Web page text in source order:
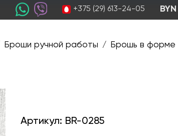
+375 (29) 613-24-05 BYN
Броши ручной работы / Брошь в форме
Артикул: BR-0285